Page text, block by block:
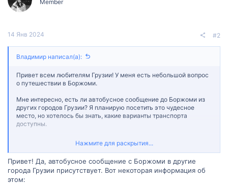
Member
14 Янв 2024 #2
Владимир написал(а):
Привет всем любителям Грузии! У меня есть небольшой вопрос
о путешествии в Боржоми.
Мне интересно, есть ли автобусное сообщение до Боржоми из
других городов Грузии? Я планирую посетить это чудесное
место, но хотелось бы знать, какие варианты транспорта
доступны.
Если у вас есть опыт поездки в Боржоми или информация о
транспортных маршрутах, пожалуйста, поделитесь ими со мной.
И, конечно же, буду рад вашим советам по этому вопросу!
Нажмите для раскрытия...
Привет! Да, автобусное сообщение с Боржоми в другие
города Грузии присутствует. Вот некоторая информация об
этом: